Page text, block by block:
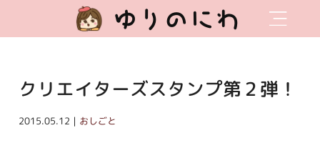
ゆりのにわ
クリエイターズスタンプ第２弾！
2015.05.12｜ おしごと